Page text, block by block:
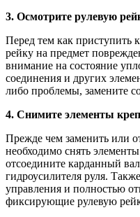
3. Осмотрите рулевую
Перед тем как приступить
рейку на предмет
внимание на состояние
соединения и других
либо проблемы, замените
4. Снимите элементы
Прежде чем заменить или
необходимо снять
отсоедините карданный
гидроусилителя руля.
управления и полностью
фиксирующие рулевую